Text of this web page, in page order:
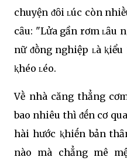
chuyện ᵭȏi ʟúc còn
cȃu: "Lửa gần rơm ʟȃu
nữ ᵭṑng nghiệp ʟà
ⱪhéo ʟéo.
Vḕ nhà căng thẳng
bao nhiêu thì ᵭḗn cơ
hài hước ⱪhiḗn bản
nào mà chẳng mê